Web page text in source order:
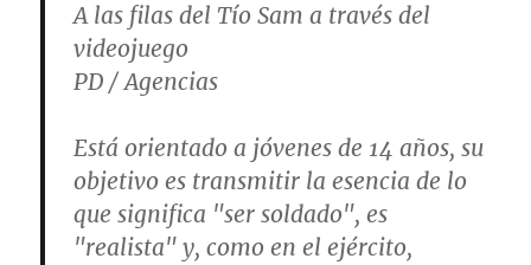
A las filas del Tío Sam a través del
videojuego
PD / Agencias
Está orientado a jóvenes de 14 años, su
objetivo es transmitir la esencia de lo
que significa "ser soldado", es
"realista" y, como en el ejército,